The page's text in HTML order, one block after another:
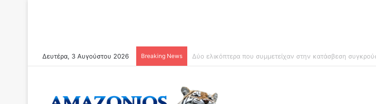
Δευτέρα, 3 Αυγούστου 2026 Breaking News Συναγερμός για κραχ τύπου 1929 και τραπεζική κατάρρευση